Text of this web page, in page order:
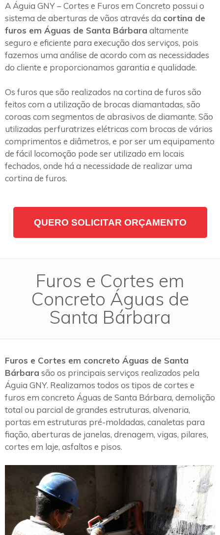
A Águia GNY – Cortes e Furos em Concreto possui o
sistema de aberturas de vãos através da cortina de
furos em Águas de Santa Bárbara altamente
seguro e eficiente para execução dos serviços, pois
fazemos uma análise de acordo com as necessidades
do cliente e proporcionamos garantia e qualidade.
Os furos que são realizados na cortina de furos são
feitos com a utilização de brocas diamantadas, são
coroas com segmentos de abrasivos de diamante. São
utilizadas perfuratrizes elétricas com brocas de vários
comprimentos e diâmetros, e por ser um equipamento
de fácil locomoção pode ser utilizado em locais
fechados, onde há a necessidade de realizar uma
cortina de furos.
QUERO SOLICITAR ORÇAMENTO
Furos e Cortes em
Concreto Águas de
Santa Bárbara
Furos e Cortes em concreto Águas de Santa
Bárbara são os principais serviços realizados pela
Águia GNY. Realizamos todos os tipos de cortes e
furos em concreto Águas de Santa Bárbara, demolição
total ou parcial de grandes estruturas, alvenaria,
portas em estruturas pré-moldadas, canaletas para
fiação, aberturas de janelas, drenagem, vigas, pilares,
cortes em laje, asfaltos e pisos.